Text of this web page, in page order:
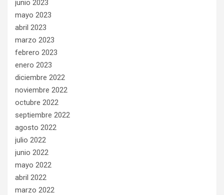
junio 2023
mayo 2023
abril 2023
marzo 2023
febrero 2023
enero 2023
diciembre 2022
noviembre 2022
octubre 2022
septiembre 2022
agosto 2022
julio 2022
junio 2022
mayo 2022
abril 2022
marzo 2022